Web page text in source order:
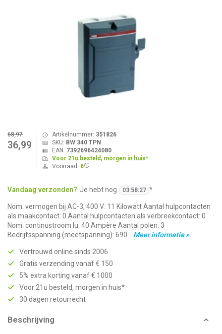
68,97
36,99
Artikelnummer: 351826
SKU: BW 340 TPN
EAN: 7392696424080
Voor 21u besteld, morgen in huis*
Voorraad: 6
Vandaag verzonden? Je hebt nog 03:58:27 *
Nom. vermogen bij AC-3, 400 V: 11 Kilowatt Aantal hulpcontacten
als maakcontact: 0 Aantal hulpcontacten als verbreekcontact: 0
Nom. continustroom Iu: 40 Ampère Aantal polen: 3
Bedrijfsspanning (meetspanning): 690... Meer informatie »
Vertrouwd online sinds 2006
Gratis verzending vanaf € 150
5% extra korting vanaf € 1000
Voor 21u besteld, morgen in huis*
30 dagen retourrecht
Beschrijving